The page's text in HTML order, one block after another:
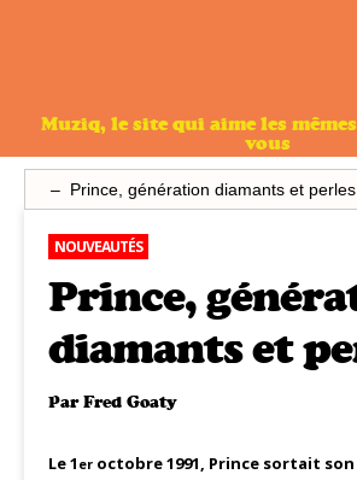
Muziq, le site qui aime les
vous
NOUVEAUTÉS
Prince,
diamants et
ParFred Goaty
Le 1 er octobre 1991, Prince sortait